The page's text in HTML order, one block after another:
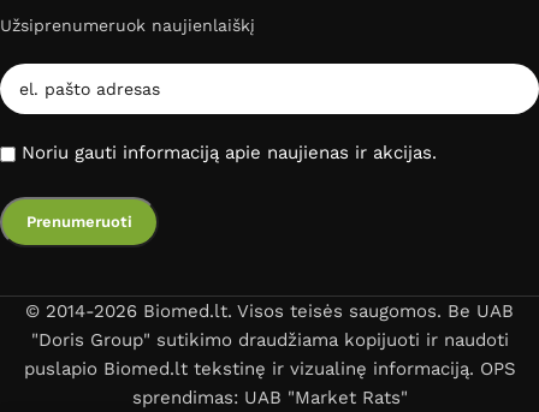
Užsiprenumeruok naujienlaiškį
Noriu gauti informaciją apie naujienas ir akcijas.
© 2014-2026 Biomed.lt. Visos teisės saugomos. Be UAB
"Doris Group" sutikimo draudžiama kopijuoti ir naudoti
puslapio Biomed.lt tekstinę ir vizualinę informaciją. OPS
sprendimas: UAB "Market Rats"